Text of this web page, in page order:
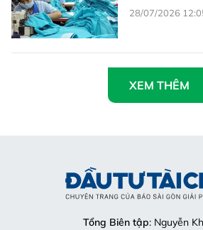
28/07/2026
XEM THÊM
Tổng Biên tập: Nguyễn